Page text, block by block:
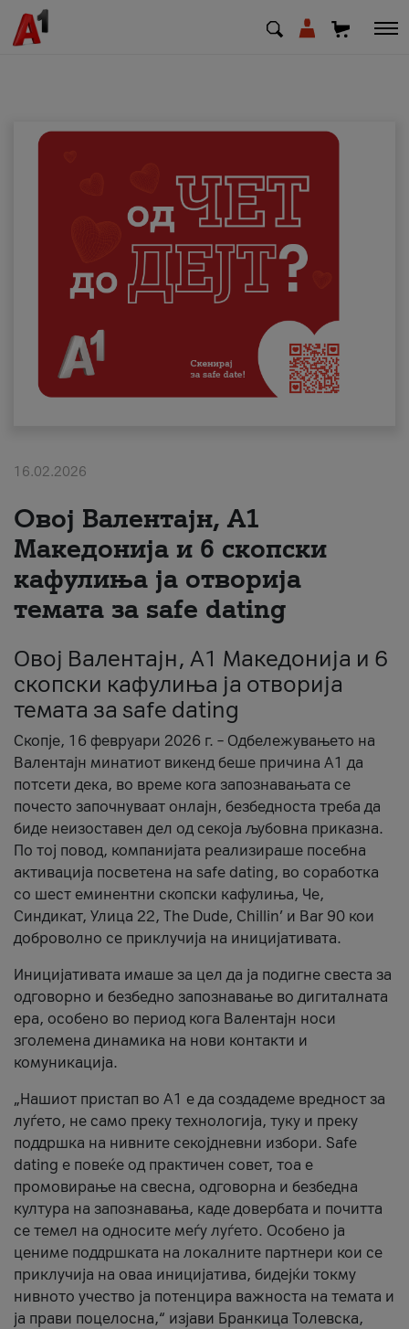
Деловни
Поддршка
Надополни кредит
Плати сметка
#ПодобарОнлајн
16.02.2026
Овој Валентајн, A1
Македонија и 6 скопски
кафулиња ја отворија
темата за safe dating
Овој Валентајн, A1 Македонија и 6
скопски кафулиња ја отворија
темата за safe dating
Скопје, 16 февруари 2026 г. – Одбележувањето на
Валентајн минатиот викенд беше причина А1 да
потсети дека, во време кога запознавањата се
почесто започнуваат онлајн, безбедноста треба да
биде неизоставен дел од секоја љубовна приказна.
По тој повод, компанијата реализираше посебна
активација посветена на safe dating, во соработка
со шест еминентни скопски кафулиња, Че,
Синдикат, Улица 22, The Dude, Chillin’ и Bar 90 кои
доброволно се приклучија на иницијативата.
Иницијативата имаше за цел да ја подигне свеста за
одговорно и безбедно запознавање во дигиталната
ера, особено во период кога Валентајн носи
зголемена динамика на нови контакти и
комуникација.
„Нашиот пристап во А1 е да создадеме вредност за
луѓето, не само преку технологија, туку и преку
поддршка на нивните секојдневни избори. Safe
dating е повеќе од практичен совет, тоа е
промовирање на свесна, одговорна и безбедна
култура на запознавања, каде довербата и почитта
се темел на односите меѓу луѓето. Особено ја
цениме поддршката на локалните партнери кои се
приклучија на оваа иницијатива, бидејќи токму
нивното учество ја потенцира важноста на темата и
ја прави поцелосна,“ изјави Бранкица Толевска,